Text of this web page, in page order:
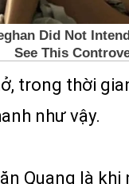
trong thời
như vậy.
Quang là khi